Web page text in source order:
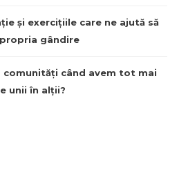
și exercițiile care ne ajută să
gândire
comunități când avem tot mai
unii în alții?